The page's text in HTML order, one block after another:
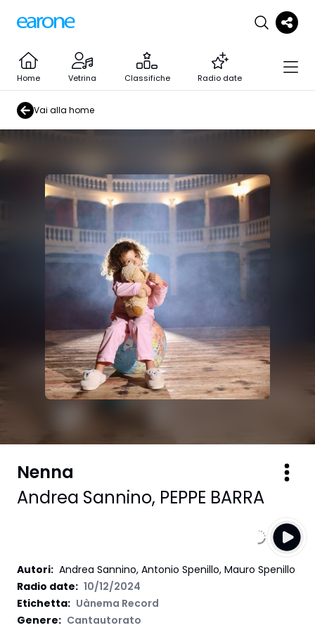
Home Vetrina Classifiche Radio date
Vai alla home
Nenna
Andrea Sannino, PEPPE BARRA
Autori: Andrea Sannino, Antonio Spenillo, Mauro Spenillo
Radio date: 10/12/2024
Etichetta: Uànema Record
Genere: Cantautorato